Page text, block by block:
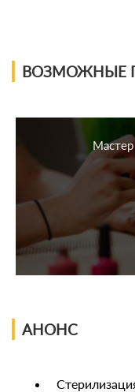
ВОЗМОЖНЫЕ
АНОНС